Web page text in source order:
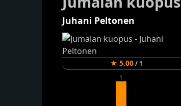
Juhani Peltonen
★ 5.00/ 1
1